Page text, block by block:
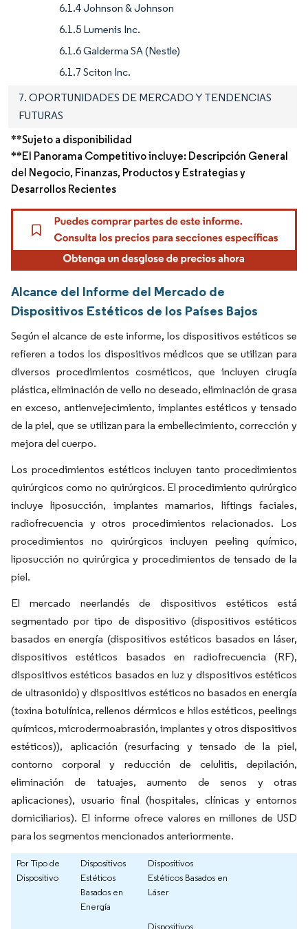
6.1.4 Johnson & Johnson
6.1.5 Lumenis Inc.
6.1.6 Galderma SA (Nestle)
6.1.7 Sciton Inc.
7. OPORTUNIDADES DE MERCADO Y TENDENCIAS
FUTURAS
**Sujeto a disponibilidad
**El Panorama Competitivo incluye: Descripción General
del Negocio, Finanzas, Productos y Estrategias y
Desarrollos Recientes
Alcance del Informe del Mercado de
Dispositivos Estéticos de los Países Bajos
Según el alcance de este informe, los dispositivos estéticos se
refieren a todos los dispositivos médicos que se utilizan para
diversos procedimientos cosméticos, que incluyen cirugía
plástica, eliminación de vello no deseado, eliminación de grasa
en exceso, antienvejecimiento, implantes estéticos y tensado
de la piel, que se utilizan para la embellecimiento, corrección y
mejora del cuerpo.
Los procedimientos estéticos incluyen tanto procedimientos
quirúrgicos como no quirúrgicos. El procedimiento quirúrgico
incluye liposucción, implantes mamarios, liftings faciales,
radiofrecuencia y otros procedimientos relacionados. Los
procedimientos no quirúrgicos incluyen peeling químico,
liposucción no quirúrgica y procedimientos de tensado de la
piel.
El mercado neerlandés de dispositivos estéticos está
segmentado por tipo de dispositivo (dispositivos estéticos
basados en energía (dispositivos estéticos basados en láser,
dispositivos estéticos basados en radiofrecuencia (RF),
dispositivos estéticos basados en luz y dispositivos estéticos
de ultrasonido) y dispositivos estéticos no basados en energía
(toxina botulínica, rellenos dérmicos e hilos estéticos, peelings
químicos, microdermoabrasión, implantes y otros dispositivos
estéticos)), aplicación (resurfacing y tensado de la piel,
contorno corporal y reducción de celulitis, depilación,
eliminación de tatuajes, aumento de senos y otras
aplicaciones), usuario final (hospitales, clínicas y entornos
domiciliarios). El informe ofrece valores en millones de USD
para los segmentos mencionados anteriormente.
Por Tipo de
Dispositivo
Dispositivos
Estéticos
Basados en
Energía
Dispositivos
Estéticos Basados en
Láser
Dispositivos